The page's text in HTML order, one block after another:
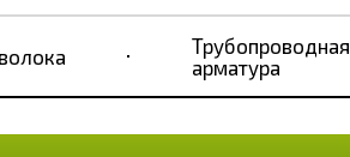
Трубопроводная
арматура